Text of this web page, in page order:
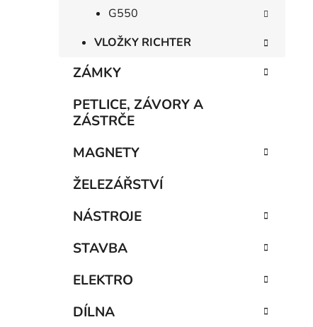
G550
VLOŽKY RICHTER
ZÁMKY
PETLICE, ZÁVORY A
ZÁSTRČE
MAGNETY
ŽELEZÁŘSTVÍ
NÁSTROJE
STAVBA
ELEKTRO
DÍLNA